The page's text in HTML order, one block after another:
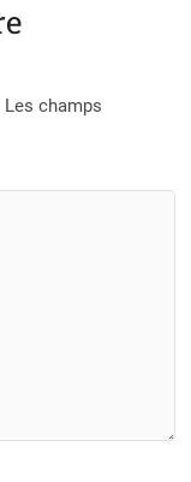
Les champs